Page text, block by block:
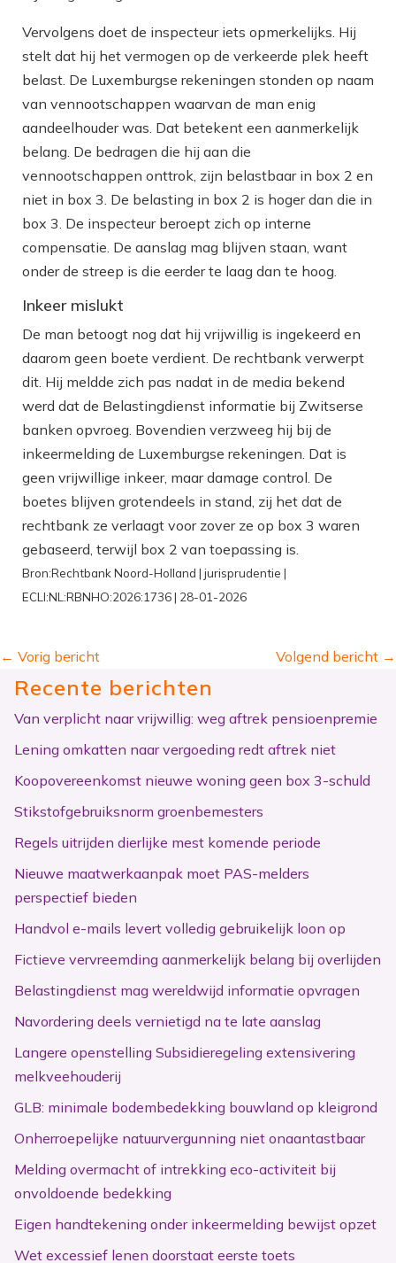
Vervolgens doet de inspecteur iets opmerkelijks. Hij
stelt dat hij het vermogen op de verkeerde plek heeft
belast. De Luxemburgse rekeningen stonden op naam
van vennootschappen waarvan de man enig
aandeelhouder was. Dat betekent een aanmerkelijk
belang. De bedragen die hij aan die
vennootschappen onttrok, zijn belastbaar in box 2 en
niet in box 3. De belasting in box 2 is hoger dan die in
box 3. De inspecteur beroept zich op interne
compensatie. De aanslag mag blijven staan, want
onder de streep is die eerder te laag dan te hoog.
Inkeer mislukt
De man betoogt nog dat hij vrijwillig is ingekeerd en
daarom geen boete verdient. De rechtbank verwerpt
dit. Hij meldde zich pas nadat in de media bekend
werd dat de Belastingdienst informatie bij Zwitserse
banken opvroeg. Bovendien verzweeg hij bij de
inkeermelding de Luxemburgse rekeningen. Dat is
geen vrijwillige inkeer, maar damage control. De
boetes blijven grotendeels in stand, zij het dat de
rechtbank ze verlaagt voor zover ze op box 3 waren
gebaseerd, terwijl box 2 van toepassing is.
Bron:Rechtbank Noord-Holland | jurisprudentie |
ECLI:NL:RBNHO:2026:1736 | 28-01-2026
← Vorig bericht Volgend bericht →
Recente berichten
Van verplicht naar vrijwillig: weg aftrek pensioenpremie
Lening omkatten naar vergoeding redt aftrek niet
Koopovereenkomst nieuwe woning geen box 3-schuld
Stikstofgebruiksnorm groenbemesters
Regels uitrijden dierlijke mest komende periode
Nieuwe maatwerkaanpak moet PAS-melders
perspectief bieden
Handvol e-mails levert volledig gebruikelijk loon op
Fictieve vervreemding aanmerkelijk belang bij overlijden
Belastingdienst mag wereldwijd informatie opvragen
Navordering deels vernietigd na te late aanslag
Langere openstelling Subsidieregeling extensivering
melkveehouderij
GLB: minimale bodembedekking bouwland op kleigrond
Onherroepelijke natuurvergunning niet onaantastbaar
Melding overmacht of intrekking eco-activiteit bij
onvoldoende bedekking
Eigen handtekening onder inkeermelding bewijst opzet
Wet excessief lenen doorstaat eerste toets